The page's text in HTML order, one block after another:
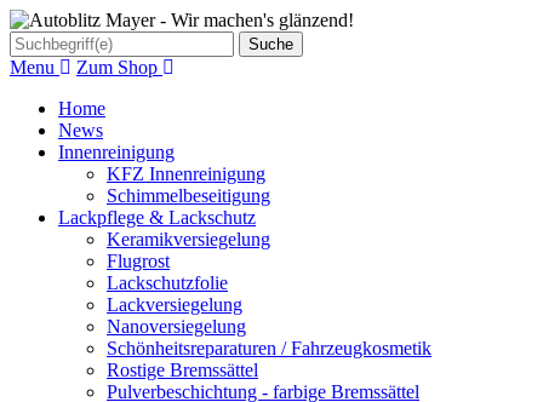
Suche
Menu
Zum Shop
Home
News
Innenreinigung
KFZ Innenreinigung
Schimmelbeseitigung
Lackpflege & Lackschutz
Keramikversiegelung
Flugrost
Lackschutzfolie
Lackversiegelung
Nanoversiegelung
Schönheitsreparaturen / Fahrzeugkosmetik
Rostige Bremssättel
Pulverbeschichtung - farbige Bremssättel